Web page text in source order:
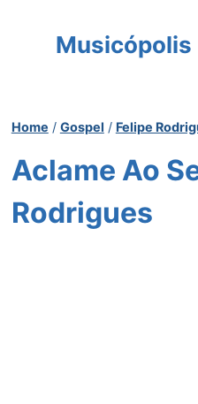
Musicópolis
Home / Gospel / Felipe
Aclame Ao
Rodrigues